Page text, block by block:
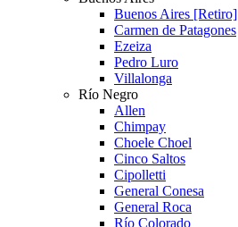
Buenos Aires [Retiro]
Carmen de Patagones
Ezeiza
Pedro Luro
Villalonga
Río Negro
Allen
Chimpay
Choele Choel
Cinco Saltos
Cipolletti
General Conesa
General Roca
Río Colorado